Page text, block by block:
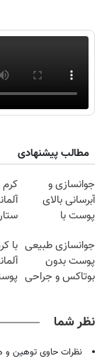
مطالب پیشنهادی
جوانسازی و
آبرسانی بالای
پوست با
کرم
جوانسازی طبیعی
پوست بدون
بوتاکس و جراحی
با
نظر شما
نظرات حاوی توهین و